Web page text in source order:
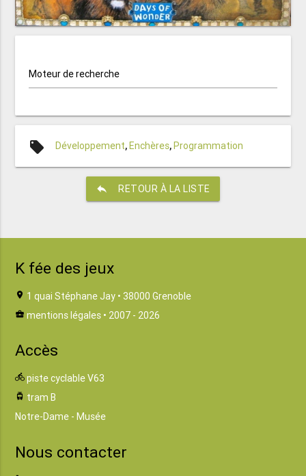
Moteur de recherche
local_offer Développement, Enchères, Programmation
reply RETOUR À LA LISTE
K fée des jeux
location_on 1 quai Stéphane Jay • 38000 Grenoble
business_center mentions légales • 2007 - 2026
Accès
directions_bike piste cyclable V63
tram tram B
Notre-Dame - Musée
Nous contacter